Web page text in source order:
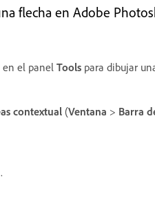
flecha en Adobe
en el panel Tools para dibujar
contextual (Ventana > Barra